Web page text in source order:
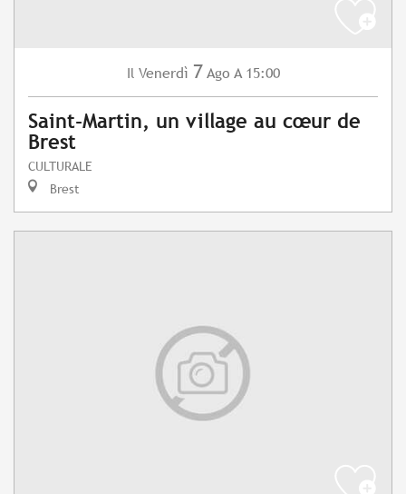
Il Venerdì 7 Ago A 15:00
Saint-Martin, un village au cœur de
Brest
CULTURALE
Brest